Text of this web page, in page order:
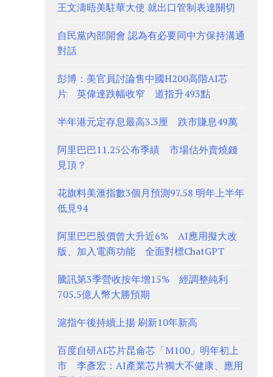
王文濤晤美駐華大使 就出口管制表達關切
自民黨內部開會 認為有必要同中方保持溝通
對話
彭博：美官員討論售中國H200高階AI芯
片 英偉達跌幅收窄 道指升493點
半年港元定存息最高3.3厘 跌市賺息49萬
阿里巴巴11.25公布季績 市場估外賣燒錢
見頂？
花旗料美滙指數3個月預測97.58 明年上半年
低見94
阿里巴巴股價曾大升近6% AI應用擬大改
版、加入電商功能 全面對標ChatGPT
騰訊第3季營收按年增15% 經調整純利
705.5億人幣大勝預期
滬指午後持續上揚 刷新10年新高
百度自研AI芯片昆侖芯「M100」明年初上
市 李彥宏：AI產業芯片獨大不健康、應用